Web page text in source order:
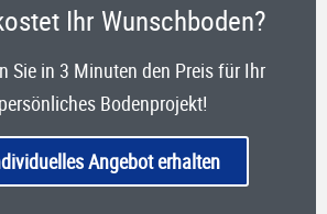
Ihr Wunschboden?
Sie in 3 Minuten den Preis für Ihr
persönliches Bodenprojekt!
Angebot erhalten